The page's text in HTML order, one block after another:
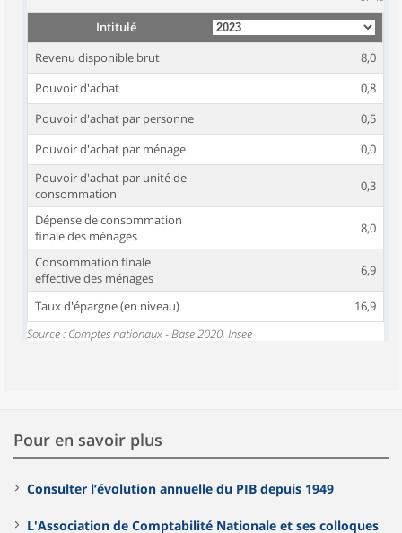
Intitulé
Revenu disponible brut
8,0
Pouvoir d'achat
0,8
Pouvoir d'achat par personne
0,5
Pouvoir d'achat par ménage
0,0
Pouvoir d'achat par unité de
consommation
0,3
Dépense de consommation
finale des ménages
8,0
Consommation finale
effective des ménages
6,9
Taux d'épargne (en niveau)
16,9
Source : Comptes nationaux - Base 2020, Insee
Pour en savoir plus
Consulter l’évolution annuelle du PIB depuis 1949
L'Association de Comptabilité Nationale et ses colloques